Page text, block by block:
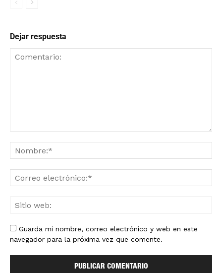
Dejar respuesta
Guarda mi nombre, correo electrónico y web en este
navegador para la próxima vez que comente.